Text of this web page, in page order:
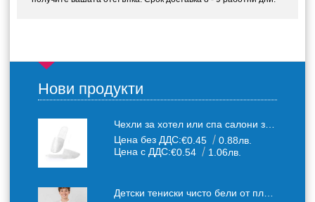
Нови продукти
Цена без ДДС:€0.45
0.88лв.
Цена с ДДС:€0.54 1.06лв.